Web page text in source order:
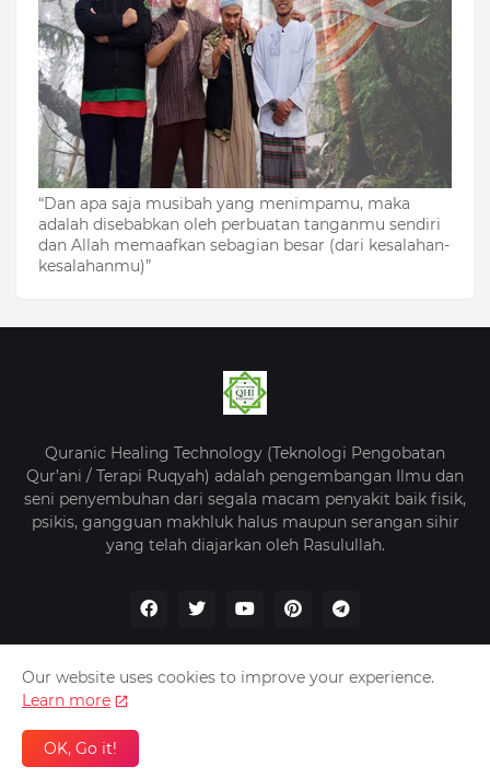
“Dan apa saja musibah yang menimpamu, maka
adalah disebabkan oleh perbuatan tanganmu sendiri
dan Allah memaafkan sebagian besar (dari kesalahan-
kesalahanmu)”
Quranic Healing Technology (Teknologi Pengobatan
Qur’ani / Terapi Ruqyah) adalah pengembangan Ilmu dan
seni penyembuhan dari segala macam penyakit baik fisik,
psikis, gangguan makhluk halus maupun serangan sihir
yang telah diajarkan oleh Rasulullah.
Beranda Tentang Kami
Our website uses cookies to improve your experience.
Learn more
OK, Go it!